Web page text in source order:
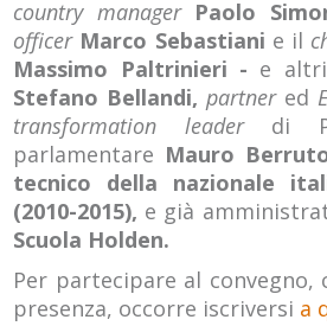
country manager Paolo
officer Marco Sebastiani e il
Massimo Paltrinieri - e
Stefano Bellandi,partnered
transformation leaderdi
parlamentare Mauro
tecnico della nazionale
(2010-2015), e già
Scuola Holden.
Per partecipare al
presenza, occorre iscriversi a